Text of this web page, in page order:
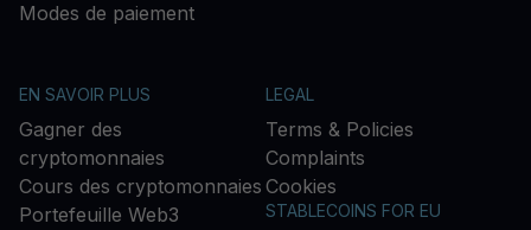
Modes de paiement
EN SAVOIR PLUS
Gagner des
cryptomonnaies
Cours des cryptomonnaies
Portefeuille Web3
LEGAL
Terms & Policies
Complaints
Cookies
STABLECOINS FOR EU